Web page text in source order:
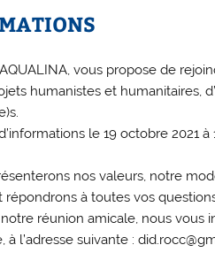
vous propose de
humanistes et humanitaires,
le 19 octobre 2021
nos valeurs, notre
à toutes vos
réunion amicale, nous vous
à l’adresse suivante :